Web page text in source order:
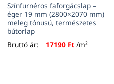
Színfurnéros faforgácslap –
éger 19 mm (2800×2070 mm)
meleg tónusú, természetes
bútorlap
Bruttó ár:
17190 Ft/m²